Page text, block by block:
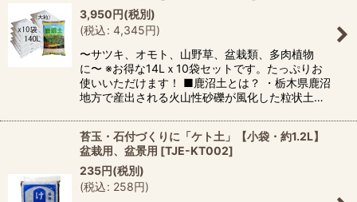
3,950円(税別)
(税込: 4,345円)
〜サツキ、オモト、山野草、盆栽類、多肉植物
に〜 ※お得な14Lｘ10袋セットです。たっぷりお
使いいただけます！ ■鹿沼土とは？ ・栃木県鹿沼
地方で産出される火山性砂礫が風化した粒状土…
苔玉・石付づくりに「ケト土」【小袋・約1.2L】
盆栽用、盆景用 [TJE-KT002]
235円(税別)
(税込: 258円)